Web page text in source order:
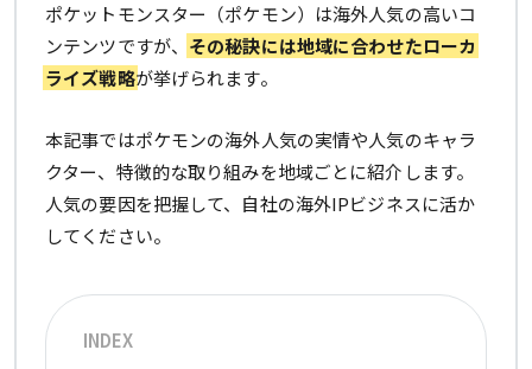
ポケットモンスター（ポケモン）は海外人気の高いコ
ンテンツですが、 その秘訣には地域に合わせたローカ
ライズ戦略が挙げられます。
本記事ではポケモンの海外人気の実情や人気のキャラ
クター、特徴的な取り組みを地域ごとに紹介します。
人気の要因を把握して、自社の海外IPビジネスに活か
してください。
INDEX